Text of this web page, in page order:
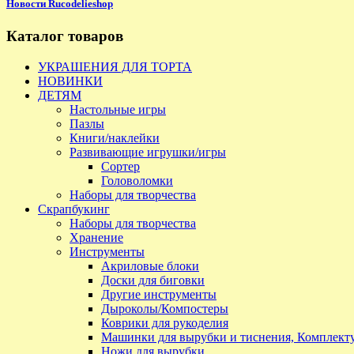
Новости Rucodelieshop
Каталог товаров
УКРАШЕНИЯ ДЛЯ ТОРТА
НОВИНКИ
ДЕТЯМ
Настольные игры
Пазлы
Книги/наклейки
Развивающие игрушки/игры
Сортер
Головоломки
Наборы для творчества
Скрапбукинг
Наборы для творчества
Хранение
Инструменты
Акриловые блоки
Доски для биговки
Другие инструменты
Дыроколы/Компостеры
Коврики для рукоделия
Машинки для вырубки и тиснения,
Ножи для вырубки